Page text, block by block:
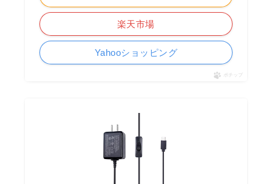
楽天市場
Yahooショッピング
ポチップ